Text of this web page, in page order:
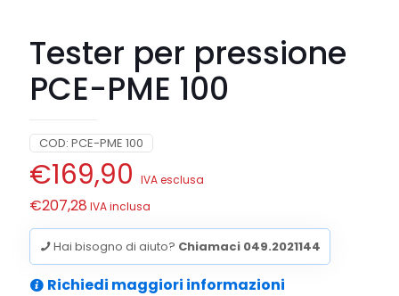
Tester per pressione
PCE-PME 100
COD: PCE-PME 100
€169,90 IVA esclusa
€207,28 IVA inclusa
Hai bisogno di aiuto? Chiamaci 049.2021144
Richiedi maggiori informazioni